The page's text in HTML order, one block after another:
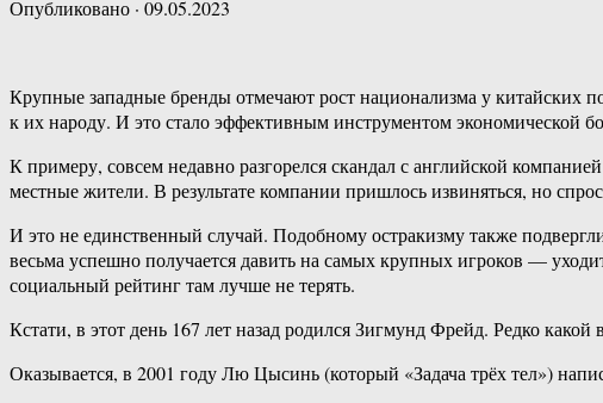
Опубликовано · 09.05.2023
Крупные западные бренды отмечают рост национализма у китайских
к их народу. И это стало эффективным инструментом экономической
К примеру, совсем недавно разгорелся скандал с английской
местные жители. В результате компании пришлось извиняться, но
И это не единственный случай. Подобному остракизму также
весьма успешно получается давить на самых крупных игроков —
социальный рейтинг там лучше не терять.
Кстати, в этот день 167 лет назад родился Зигмунд Фрейд. Редко
Оказывается, в 2001 году Лю Цысинь (который «Задача трёх тел»)